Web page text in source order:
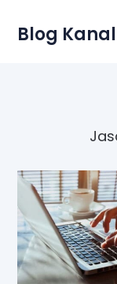
content
Blog